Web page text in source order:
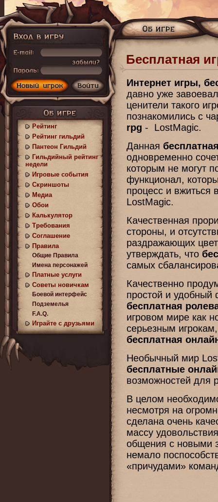
Бесплатная
Интернет игры,
давно уже
ценители такого
познакомились с
rpg - LostMagic.
Данная
одновременно
которым не могут
функционал,
процесс и вжиться
LostMagic.
Качественная
стороны, и
раздражающих
утверждать, что
самых
Качественно
простой и удобный
бесплатная
игровом мире как
серьезным
бесплатная
Необычный мир
бесплатные
возможностей для
В целом
несмотря на
сделана очень
массу
общения с новыми
немало
«причудами»
Рейтинг
Рейтинг гильдий
Пантеон Гильдий
Гильдийный рейтинг
недели
Игровые события
Скриншоты
Медиа
Обои
Калькулятор
Требования
Соглашение
Правила
Общие Правила
Имена персонажей
Платные услуги
Советы новичкам
Боевой интерфейс
Подземелья
F.A.Q.
Играйте с друзьями